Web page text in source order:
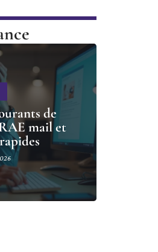
de
mail et